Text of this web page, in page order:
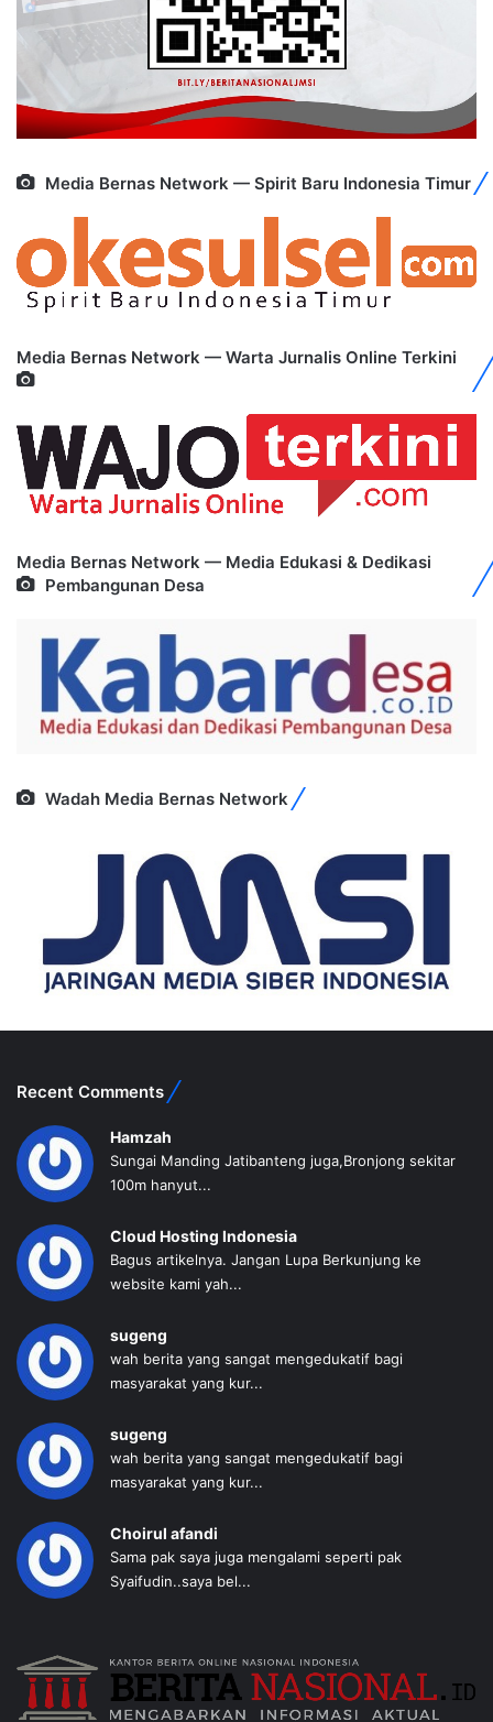
Media Bernas Network — Spirit Baru Indonesia Timur
Media Bernas Network — Warta Jurnalis Online Terkini
Media Bernas Network — Media Edukasi & Dedikasi
Pembangunan Desa
Wadah Media Bernas Network
Recent Comments
Hamzah
Sungai Manding Jatibanteng juga,Bronjong sekitar
100m hanyut...
Cloud Hosting Indonesia
Bagus artikelnya. Jangan Lupa Berkunjung ke
website kami yah...
sugeng
wah berita yang sangat mengedukatif bagi
masyarakat yang kur...
sugeng
wah berita yang sangat mengedukatif bagi
masyarakat yang kur...
Choirul afandi
Sama pak saya juga mengalami seperti pak
Syaifudin..saya bel...